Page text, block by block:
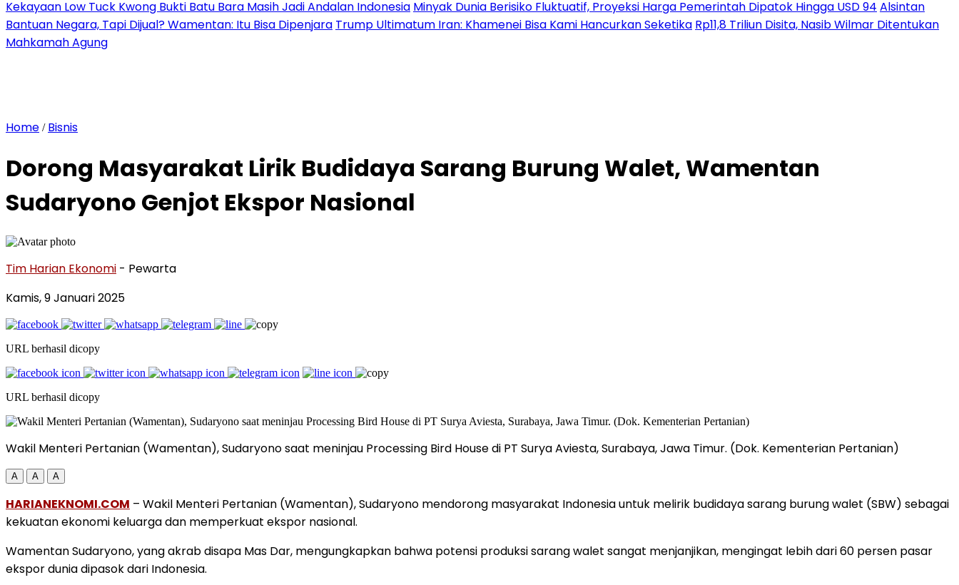
Kekayaan Low Tuck Kwong Bukti Batu Bara Masih Jadi Andalan Indonesia Minyak Dunia Berisiko Fluktuatif, Proyeksi Harga Pemerintah Dipatok Hingga USD 94 Alsintan
Bantuan Negara, Tapi Dijual? Wamentan: Itu Bisa Dipenjara Trump Ultimatum Iran: Khamenei Bisa Kami Hancurkan Seketika Rp11,8 Triliun Disita, Nasib Wilmar Ditentukan
Mahkamah Agung
Home / Bisnis
Dorong Masyarakat Lirik Budidaya Sarang Burung Walet, Wamentan
Sudaryono Genjot Ekspor Nasional
Tim Harian Ekonomi - Pewarta
Kamis, 9 Januari 2025
URL berhasil dicopy
URL berhasil dicopy
Wakil Menteri Pertanian (Wamentan), Sudaryono saat meninjau Processing Bird House di PT Surya Aviesta, Surabaya, Jawa Timur. (Dok. Kementerian Pertanian)
A A A
HARIANEKNOMI.COM – Wakil Menteri Pertanian (Wamentan), Sudaryono mendorong masyarakat Indonesia untuk melirik budidaya sarang burung walet (SBW) sebagai
kekuatan ekonomi keluarga dan memperkuat ekspor nasional.
Wamentan Sudaryono, yang akrab disapa Mas Dar, mengungkapkan bahwa potensi produksi sarang walet sangat menjanjikan, mengingat lebih dari 60 persen pasar
ekspor dunia dipasok dari Indonesia.